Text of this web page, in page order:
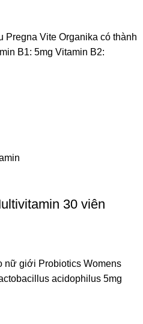
Pregna Vite Organika có thành
B1: 5mg Vitamin B2:
30 viên
nữ giới Probiotics Womens
acidophilus 5mg